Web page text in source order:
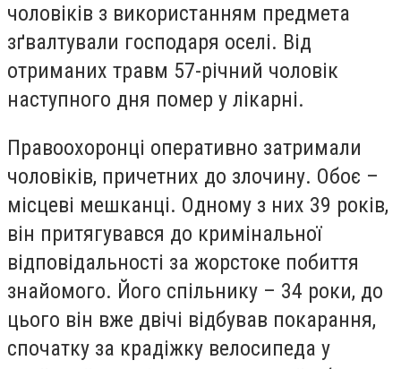
чоловіків з використанням предмета
зґвалтували господаря оселі. Від
отриманих травм 57-річний чоловік
наступного дня помер у лікарні.
Правоохоронці оперативно затримали
чоловіків, причетних до злочину. Обоє –
місцеві мешканці. Одному з них 39 років,
він притягувався до кримінальної
відповідальності за жорстоке побиття
знайомого. Його спільнику – 34 роки, до
цього він вже двічі відбував покарання,
спочатку за крадіжку велосипеда у